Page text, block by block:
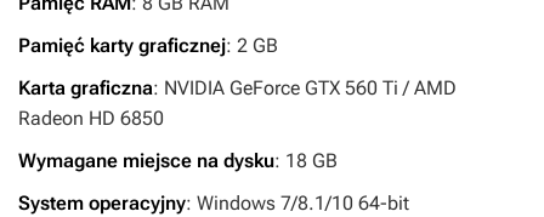
Pamięć karty graficznej: 2 GB
Karta graficzna: NVIDIA GeForce GTX 560 Ti / AMD
Radeon HD 6850
Wymagane miejsce na dysku: 18 GB
System operacyjny: Windows 7/8.1/10 64-bit